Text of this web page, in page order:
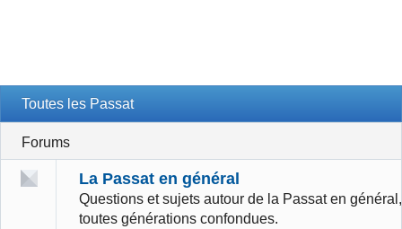
Toutes les Passat
Forums
La Passat en général
Questions et sujets autour de la Passat en général,
toutes générations confondues.